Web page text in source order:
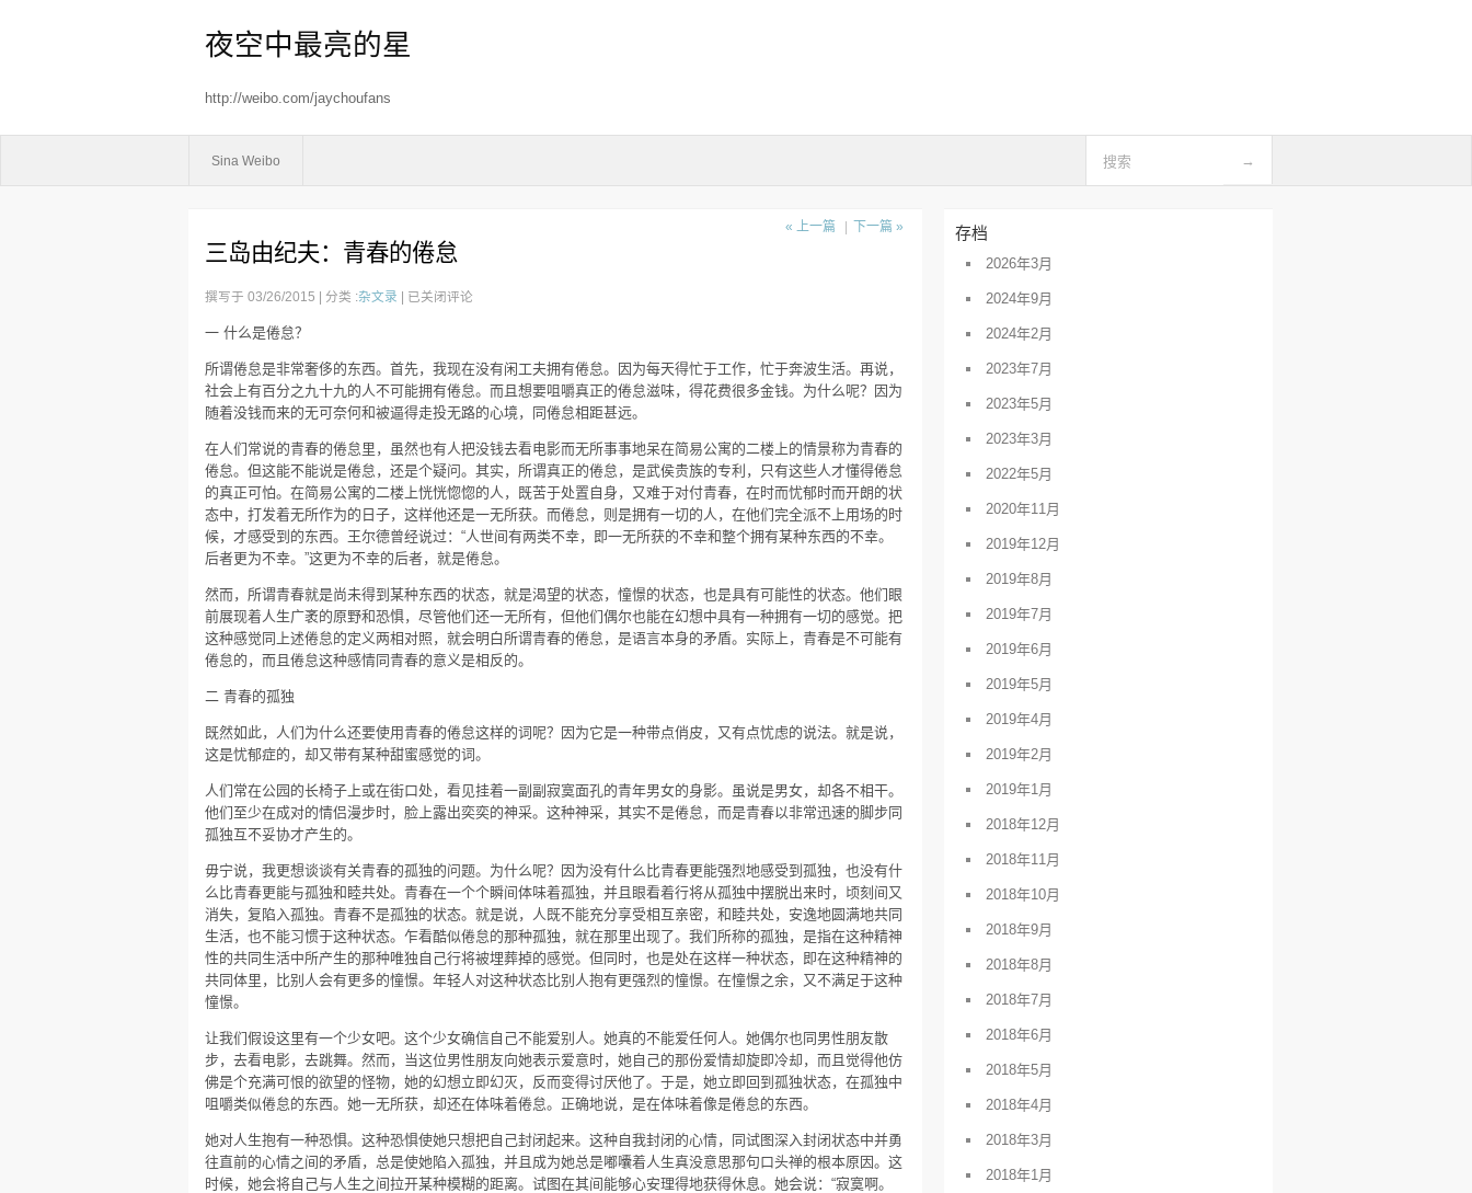
夜空中最亮的星
http://weibo.com/jaychoufans
Sina Weibo
« 上一篇 下一篇 »
三岛由纪夫：青春的倦怠
撰写于 03/26/2015 | 分类 :杂文录 | 三
纪
夫：
青
的
倦
怠
已关闭评论
一 什么是倦怠？
所谓倦怠是非常奢侈的东西。首先，我现在没有闲工夫拥有倦怠。因为每天得忙于工作，忙于奔波生活。再说，
社会上有百分之九十九的人不可能拥有倦怠。而且想要咀嚼真正的倦怠滋味，得花费很多金钱。为什么呢？因为
随着没钱而来的无可奈何和被逼得走投无路的心境，同倦怠相距甚远。
在人们常说的青春的倦怠里，虽然也有人把没钱去看电影而无所事事地呆在简易公寓的二楼上的情景称为青春的
倦怠。但这能不能说是倦怠，还是个疑问。其实，所谓真正的倦怠，是武侯贵族的专利，只有这些人才懂得倦怠
的真正可怕。在简易公寓的二楼上恍恍惚惚的人，既苦于处置自身，又难于对付青春，在时而忧郁时而开朗的状
态中，打发着无所作为的日子，这样他还是一无所获。而倦怠，则是拥有一切的人，在他们完全派不上用场的时
候，才感受到的东西。王尔德曾经说过：“人世间有两类不幸，即一无所获的不幸和整个拥有某种东西的不幸。
后者更为不幸。”这更为不幸的后者，就是倦怠。
然而，所谓青春就是尚未得到某种东西的状态，就是渴望的状态，憧憬的状态，也是具有可能性的状态。他们眼
前展现着人生广袤的原野和恐惧，尽管他们还一无所有，但他们偶尔也能在幻想中具有一种拥有一切的感觉。把
这种感觉同上述倦怠的定义两相对照，就会明白所谓青春的倦怠，是语言本身的矛盾。实际上，青春是不可能有
倦怠的，而且倦怠这种感情同青春的意义是相反的。
二 青春的孤独
既然如此，人们为什么还要使用青春的倦怠这样的词呢？因为它是一种带点俏皮，又有点忧虑的说法。就是说，
这是忧郁症的，却又带有某种甜蜜感觉的词。
人们常在公园的长椅子上或在街口处，看见挂着一副副寂寞面孔的青年男女的身影。虽说是男女，却各不相干。
他们至少在成对的情侣漫步时，脸上露出奕奕的神采。这种神采，其实不是倦怠，而是青春以非常迅速的脚步同
孤独互不妥协才产生的。
毋宁说，我更想谈谈有关青春的孤独的问题。为什么呢？因为没有什么比青春更能强烈地感受到孤独，也没有什
么比青春更能与孤独和睦共处。青春在一个个瞬间体味着孤独，并且眼看着行将从孤独中摆脱出来时，顷刻间又
消失，复陷入孤独。青春不是孤独的状态。就是说，人既不能充分享受相互亲密，和睦共处，安逸地圆满地共同
生活，也不能习惯于这种状态。乍看酷似倦怠的那种孤独，就在那里出现了。我们所称的孤独，是指在这种精神
性的共同生活中所产生的那种唯独自己行将被埋葬掉的感觉。但同时，也是处在这样一种状态，即在这种精神的
共同体里，比别人会有更多的憧憬。年轻人对这种状态比别人抱有更强烈的憧憬。在憧憬之余，又不满足于这种
憧憬。
让我们假设这里有一个少女吧。这个少女确信自己不能爱别人。她真的不能爱任何人。她偶尔也同男性朋友散
步，去看电影，去跳舞。然而，当这位男性朋友向她表示爱意时，她自己的那份爱情却旋即冷却，而且觉得他仿
佛是个充满可恨的欲望的怪物，她的幻想立即幻灭，反而变得讨厌他了。于是，她立即回到孤独状态，在孤独中
咀嚼类似倦怠的东西。她一无所获，却还在体味着倦怠。正确地说，是在体味着像是倦怠的东西。
她对人生抱有一种恐惧。这种恐惧使她只想把自己封闭起来。这种自我封闭的心情，同试图深入封闭状态中并勇
往直前的心情之间的矛盾，总是使她陷入孤独，并且成为她总是嘟囔着人生真没意思那句口头禅的根本原因。这
时候，她会将自己与人生之间拉开某种模糊的距离。试图在其间能够心安理得地获得休息。她会说：“寂寞啊。
存档
2026年3月
2024年9月
2024年2月
2023年7月
2023年5月
2023年3月
2022年5月
2020年11月
2019年12月
2019年8月
2019年7月
2019年6月
2019年5月
2019年4月
2019年2月
2019年1月
2018年12月
2018年11月
2018年10月
2018年9月
2018年8月
2018年7月
2018年6月
2018年5月
2018年4月
2018年3月
2018年1月